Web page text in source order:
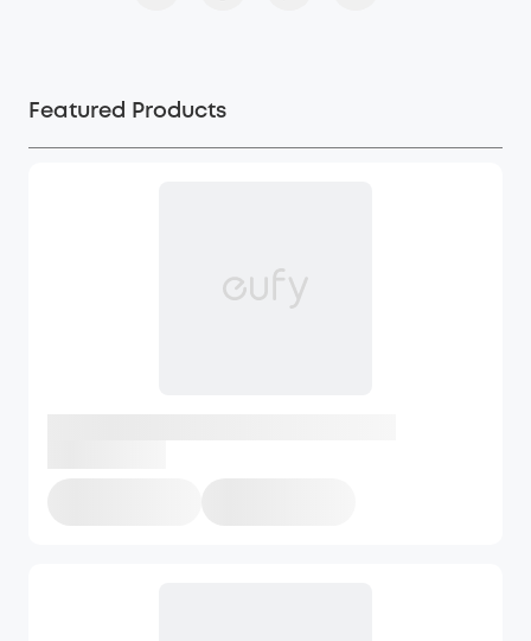
Featured Products